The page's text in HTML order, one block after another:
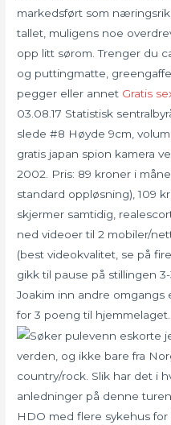
markedsført som
tallet, muligens noe
opp litt sørom. Trenger du
og puttingmatte,
pegger eller annet Gratis
03.08.17 Statistisk
slede #8 Høyde 9cm,
gratis japan spion kamera
2002. Pris: 89 kroner i
standard oppløsning), 109
skjermer samtidig,
ned videoer til 2 mobiler/
(best videokvalitet, se på
gikk til pause på stillingen
Joakim inn andre
for 3 poeng til hjemmelaget.
verden, og ikke bare fra
country/rock. Slik har det i
anledninger på denne
HDO med flere sykehus